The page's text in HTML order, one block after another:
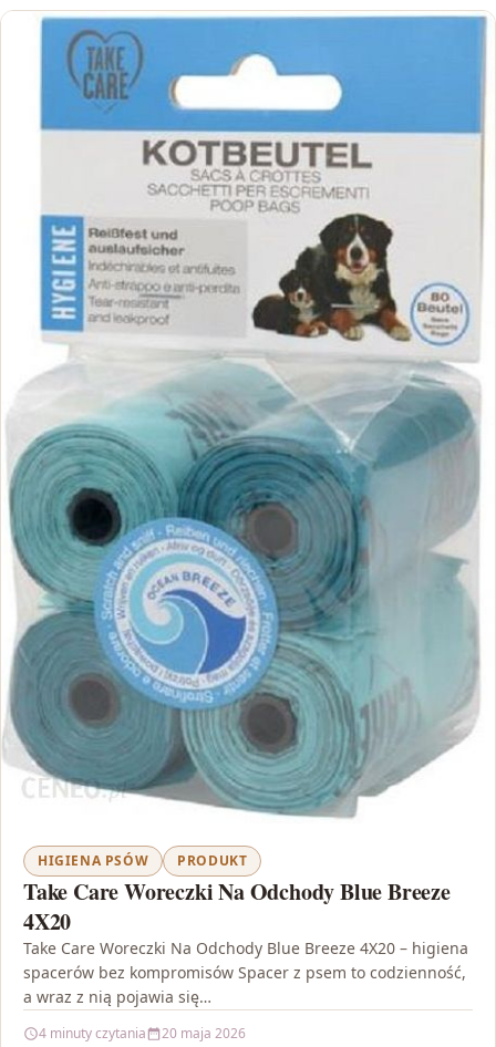
HIGIENA PSÓW PRODUKT
Take Care Woreczki Na Odchody Blue Breeze
4X20
Take Care Woreczki Na Odchody Blue Breeze 4X20 – higiena
spacerów bez kompromisów Spacer z psem to codzienność,
a wraz z nią pojawia się…
4 minuty czytania 20 maja 2026